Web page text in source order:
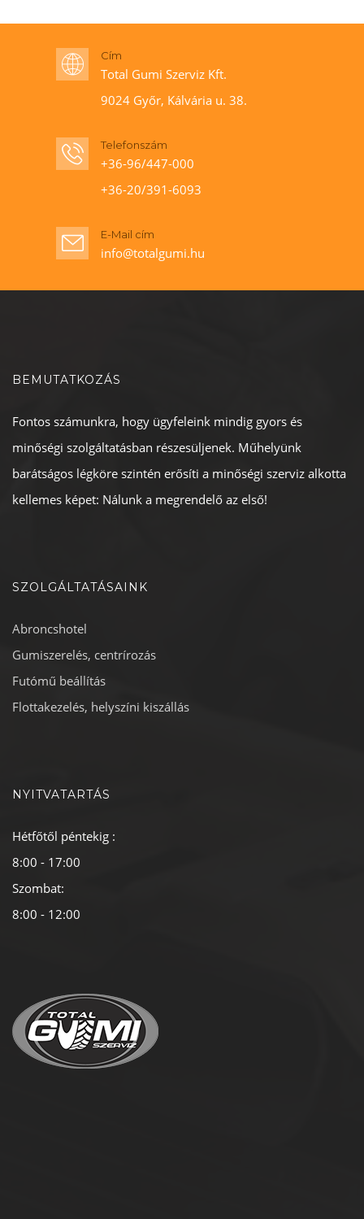
Cím
Total Gumi Szerviz Kft.
9024 Győr, Kálvária u. 38.
Telefonszám
+36-96/447-000
+36-20/391-6093
E-Mail cím
info@totalgumi.hu
BEMUTATKOZÁS
Fontos számunkra, hogy ügyfeleink mindig gyors és
minőségi szolgáltatásban részesüljenek. Műhelyünk
barátságos légköre szintén erősíti a minőségi szerviz alkotta
kellemes képet: Nálunk a megrendelő az első!
SZOLGÁLTATÁSAINK
Abroncshotel
Gumiszerelés, centrírozás
Futómű beállítás
Flottakezelés, helyszíni kiszállás
NYITVATARTÁS
Hétfőtől péntekig :
8:00 - 17:00
Szombat:
8:00 - 12:00